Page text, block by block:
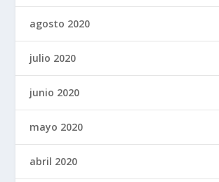
agosto 2020
julio 2020
junio 2020
mayo 2020
abril 2020